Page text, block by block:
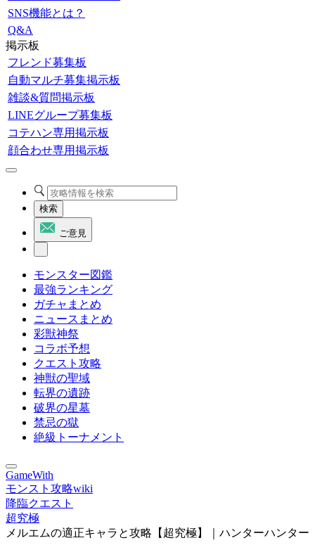
SNS機能とは？
Q&A
掲示板
フレンド募集板
自動マルチ募集掲示板
雑談&質問掲示板
LINEグループ募集板
コテハン専用掲示板
顔合わせ専用掲示板
検索
ご意見
モンスター図鑑
最強ランキング
ガチャまとめ
ニュースまとめ
彩獣神祭
コラボ予想
クエスト攻略
神獣の聖域
転界の遺跡
破界の星墓
禁忌の獄
絶級トーナメント
GameWith
モンスト攻略wiki
降臨クエスト
超究極
メルエムの適正キャラと攻略【超究極】｜ハンターハンター